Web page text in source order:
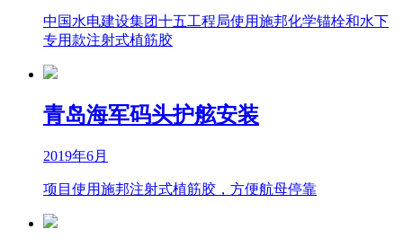
中国水电建设集团十五工程局使用施邦化学锚栓和水下
专用款注射式植筋胶
青岛海军码头护舷安装
2019年6月
项目使用施邦注射式植筋胶，方便航母停靠